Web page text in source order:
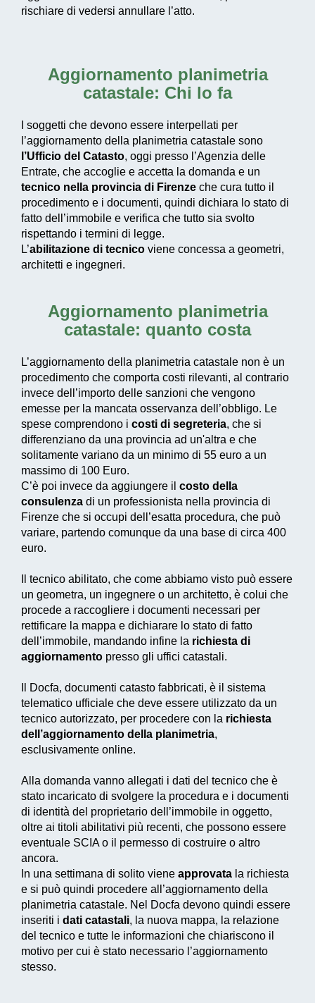
rischiare di vedersi annullare l’atto.
Aggiornamento planimetria
catastale: Chi lo fa
I soggetti che devono essere interpellati per
l’aggiornamento della planimetria catastale sono
l’Ufficio del Catasto, oggi presso l’Agenzia delle
Entrate, che accoglie e accetta la domanda e un
tecnico nella provincia di Firenze che cura tutto il
procedimento e i documenti, quindi dichiara lo stato di
fatto dell’immobile e verifica che tutto sia svolto
rispettando i termini di legge.
L’abilitazione di tecnico viene concessa a geometri,
architetti e ingegneri.
Aggiornamento planimetria
catastale: quanto costa
L’aggiornamento della planimetria catastale non è un
procedimento che comporta costi rilevanti, al contrario
invece dell’importo delle sanzioni che vengono
emesse per la mancata osservanza dell’obbligo. Le
spese comprendono i costi di segreteria, che si
differenziano da una provincia ad un'altra e che
solitamente variano da un minimo di 55 euro a un
massimo di 100 Euro.
C’è poi invece da aggiungere il costo della
consulenza di un professionista nella provincia di
Firenze che si occupi dell’esatta procedura, che può
variare, partendo comunque da una base di circa 400
euro.
Il tecnico abilitato, che come abbiamo visto può essere
un geometra, un ingegnere o un architetto, è colui che
procede a raccogliere i documenti necessari per
rettificare la mappa e dichiarare lo stato di fatto
dell’immobile, mandando infine la richiesta di
aggiornamento presso gli uffici catastali.
Docfa, documenti catasto fabbricati, è il sistema
telematico ufficiale che deve essere utilizzato da un
tecnico autorizzato, per procedere con la richiesta
dell’aggiornamento della planimetria,
esclusivamente online.
Alla domanda vanno allegati i dati del tecnico che è
stato incaricato di svolgere la procedura e i documenti
di identità del proprietario dell’immobile in oggetto,
oltre ai titoli abilitativi più recenti, che possono essere
eventuale SCIA o il permesso di costruire o altro
ancora.
In una settimana di solito viene approvata la richiesta
e si può quindi procedere all’aggiornamento della
planimetria catastale. Nel Docfa devono quindi essere
inseriti i dati catastali, la nuova mappa, la relazione
del tecnico e tutte le informazioni che chiariscono il
motivo per cui è stato necessario l’aggiornamento
stesso.